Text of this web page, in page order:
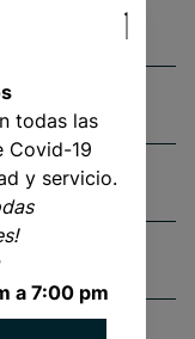
todas las
Covid-19
y servicio.
a 7:00 pm